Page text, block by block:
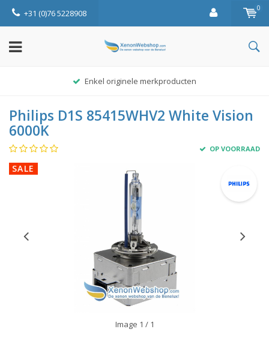
+31 (0)76 5228908 0
Enkel originele merkproducten
Philips D1S 85415WHV2 White Vision
6000K
OP VOORRAAD
SALE
Image 1 / 1